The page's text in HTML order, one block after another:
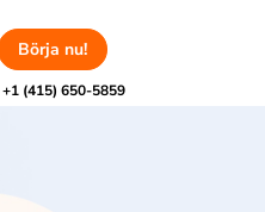
Börja nu!
+1 (415) 650-5859